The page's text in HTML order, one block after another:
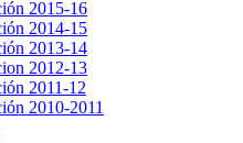
2015-16
2014-15
2013-14
2012-13
2011-12
2010-2011